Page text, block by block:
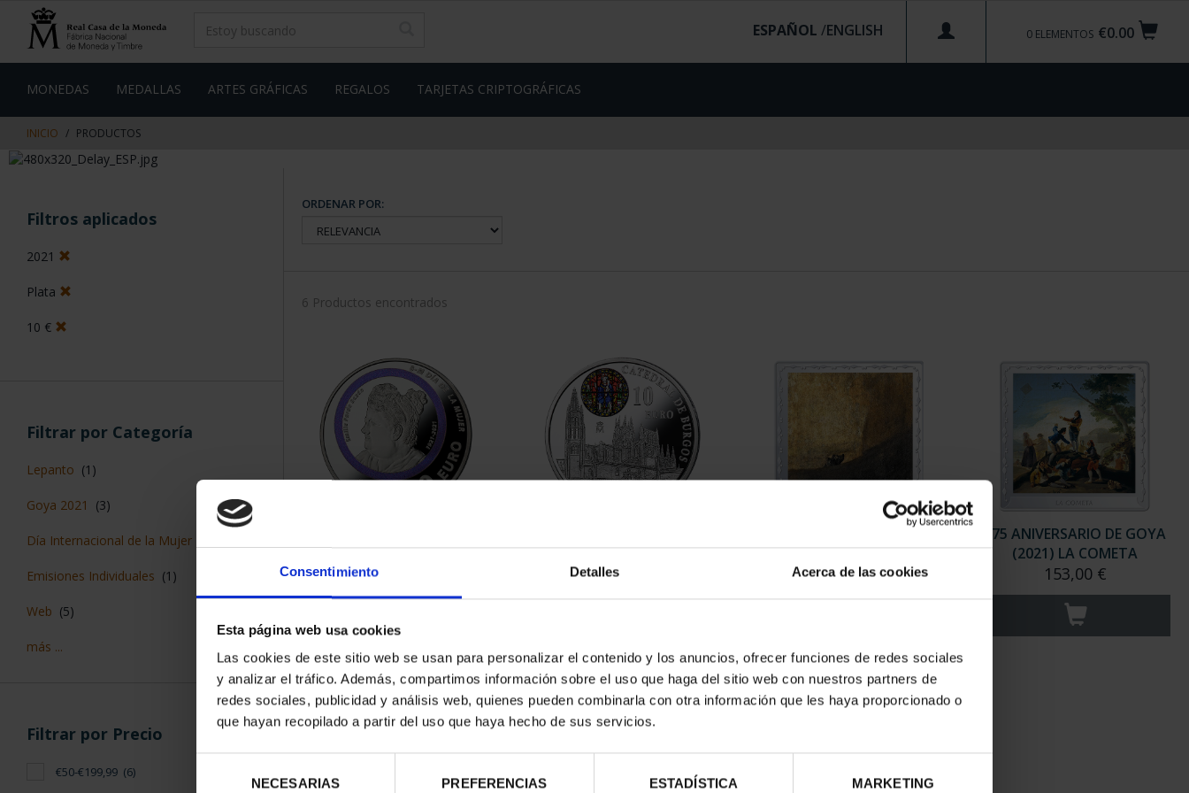
Consentimiento Detalles Acerca de las cookies
Esta página web usa cookies
Las cookies de este sitio web se usan para personalizar el contenido y los anuncios, ofrecer funciones de redes sociales
y analizar el tráfico. Además, compartimos información sobre el uso que haga del sitio web con nuestros partners de
redes sociales, publicidad y análisis web, quienes pueden combinarla con otra información que les haya proporcionado o
que hayan recopilado a partir del uso que haya hecho de sus servicios.
NECESARIAS PREFERENCIAS ESTADÍSTICA MARKETING
contenido
de
€0.00
0 ELEMENTOS
ESPAÑOL /
MONEDAS MEDALLAS ARTES GRÁFICAS REGALOS TARJETAS CRIPTOGRÁFICAS
INICIO PRODUCTOS
Filtros aplicados
2021
Plata
10 €
Filtrar por Categoría
Lepanto (1)
Goya 2021 (3)
Día Internacional de la Mujer
Emisiones Individuales (1)
Web (5)
más ...
Filtrar por Precio
€50-€199,99 (6)
ORDENAR POR:
6 Productos encontrados
(2021) 8 REALES
140,00 €
BURGOS (2021) 8 REALES
140,00 €
275 ANIVERSARIO DE GOYA
(2021) PERRO
153,00 €
275 ANIVERSARIO DE GOYA
(2021) LA COMETA
153,00 €